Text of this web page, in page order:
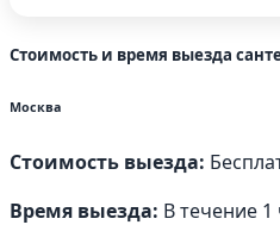
Стоимость и время выезда
Москва
Стоимость выезда:
Время выезда: В течение 1